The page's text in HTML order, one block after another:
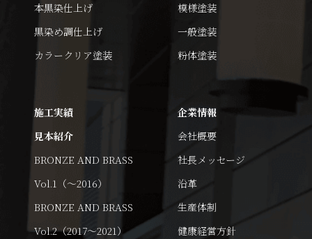
本黒染仕上げ
黒染め調仕上げ
カラークリア塗装
模様塗装
一般塗装
粉体塗装
施工実績
見本紹介
BRONZE AND BRASS
Vol.1（～2016）
BRONZE AND BRASS
Vol.2（2017～2021）
企業情報
会社概要
社長メッセージ
沿革
生産体制
健康経営方針